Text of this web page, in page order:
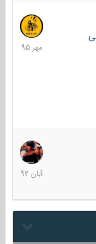
27
مهر
1395
22
آبان
1392